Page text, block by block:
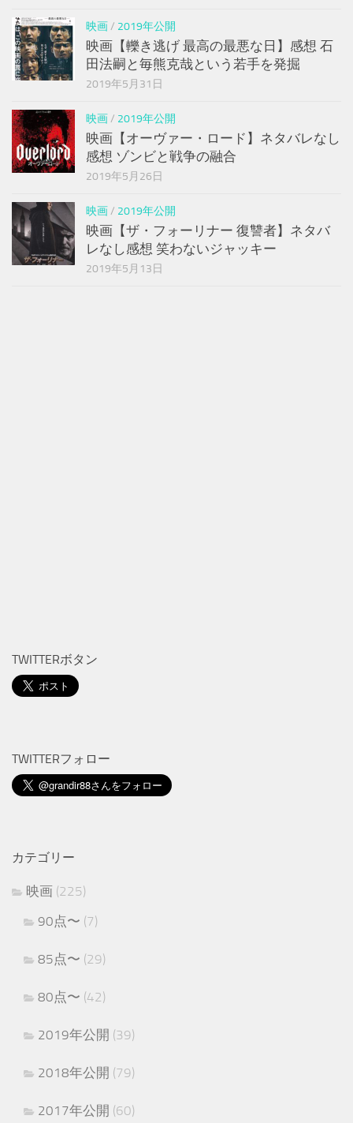
映画/ 2019年公開
映画【轢き逃げ 最高の最悪な日】感想 石
田法嗣と毎熊克哉という若手を発掘
2019年5月31日
映画/ 2019年公開
映画【オーヴァー・ロード】ネタバレなし
感想 ゾンビと戦争の融合
2019年5月26日
映画/ 2019年公開
映画【ザ・フォーリナー 復讐者】ネタバ
レなし感想 笑わないジャッキー
2019年5月13日
TWITTERボタン
TWITTERフォロー
カテゴリー
映画 (225)
90点〜 (7)
85点〜 (29)
80点〜 (42)
2019年公開 (39)
2018年公開 (79)
2017年公開 (60)